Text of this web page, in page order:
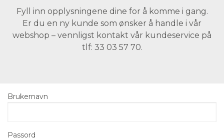
Fyll inn opplysningene dine for å komme i gang.
Er du en ny kunde som ønsker å handle i vår
webshop – vennligst kontakt vår kundeservice på
tlf: 33 03 57 70.
Brukernavn
Passord